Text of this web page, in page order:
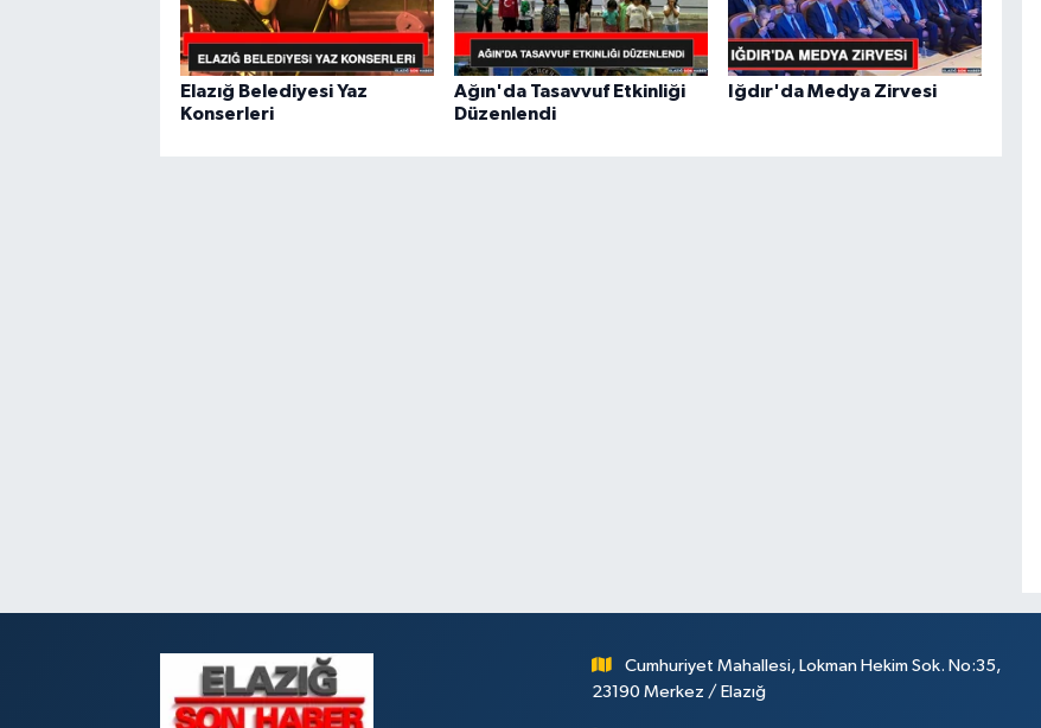
Elazığ Belediyesi Yaz
Konserleri
Ağın'da Tasavvuf Etkinliği
Düzenlendi
Iğdır'da Medya Zirvesi
Cumhuriyet Mahallesi, Lokman Hekim Sok. No:35,
23190 Merkez / Elazığ